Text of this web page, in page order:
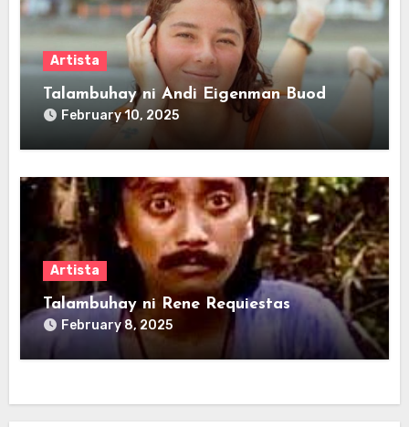
Artista
Talambuhay ni Andi Eigenman Buod
February 10, 2025
Artista
Talambuhay ni Rene Requiestas
February 8, 2025